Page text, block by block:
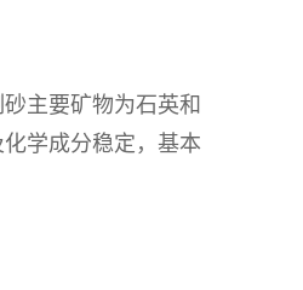
主要矿物为石英和
学成分稳定，基本